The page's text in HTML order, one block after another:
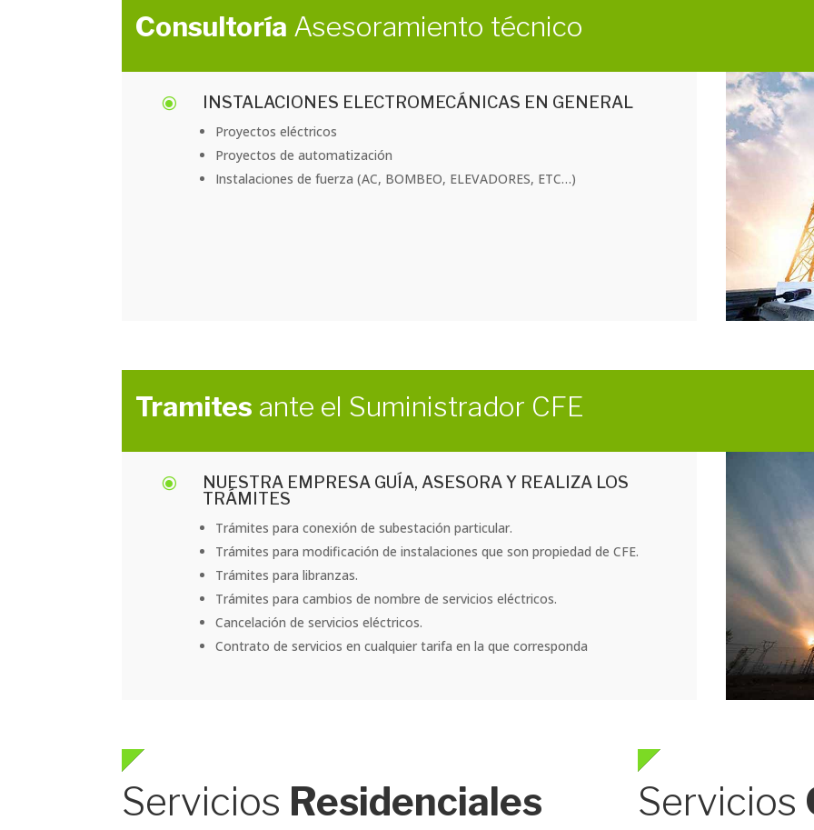
Consultoría Asesoramiento técnico
\ INSTALACIONES ELECTROMECÁNICAS EN GENERAL
Proyectos eléctricos
Proyectos de automatización
Instalaciones de fuerza (AC, BOMBEO, ELEVADORES, ETC…)
Tramites ante el Suministrador CFE
\
NUESTRA EMPRESA GUÍA, ASESORA Y REALIZA LOS
TRÁMITES
Trámites para conexión de subestación particular.
Trámites para modificación de instalaciones que son propiedad de CFE.
Trámites para libranzas.
Trámites para cambios de nombre de servicios eléctricos.
Cancelación de servicios eléctricos.
Contrato de servicios en cualquier tarifa en la que corresponda
Servicios Residenciales Servicios